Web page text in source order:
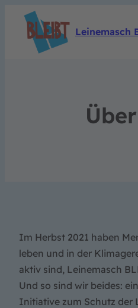
Leinemasch
Im Herbst 2021 haben
leben und in der
aktiv sind, Leinemasch
Und so sind wir beides:
Initiative zum Schutz der